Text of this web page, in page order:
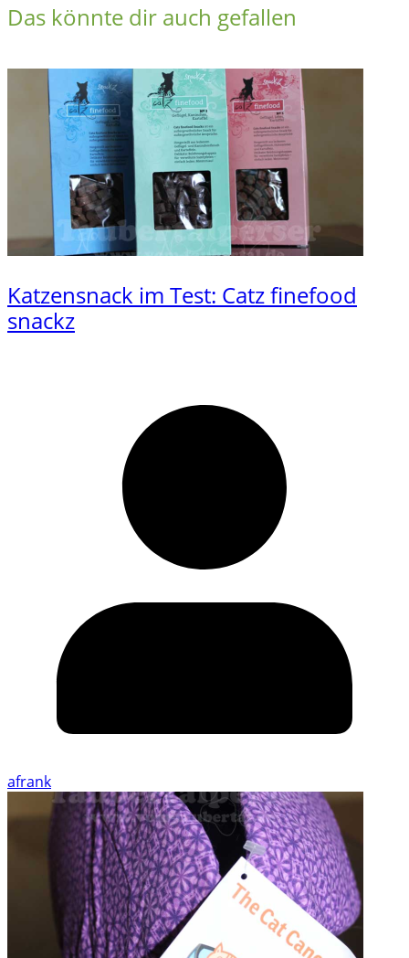
Das könnte dir auch gefallen
Katzensnack im Test: Catz finefood
snackz
afrank